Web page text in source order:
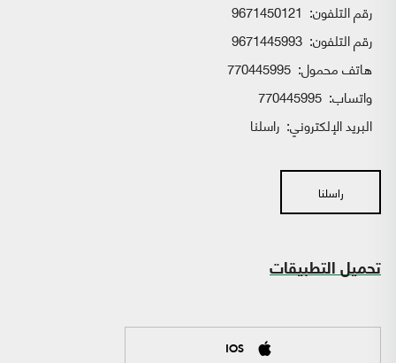
رقم التلفون: 9671450121
رقم التلفون: 9671445993
هاتف محمول: 770445995
واتساب:
البريد الإلكتروني: راسلنا
راسلنا
تحميل التطبيقات
IOS